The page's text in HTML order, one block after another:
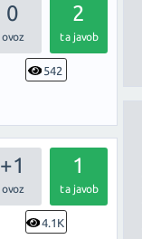
0 2
ta javob
542
+1 1
ta javob
4.1K